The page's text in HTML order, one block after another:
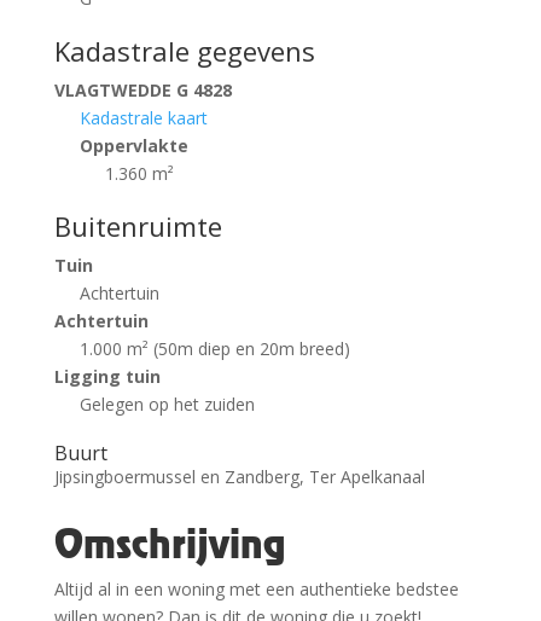
Kadastrale gegevens
VLAGTWEDDE G 4828
Kadastrale kaart
Oppervlakte
1.360 m²
Buitenruimte
Tuin
Achtertuin
Achtertuin
1.000 m² (50m diep en 20m breed)
Ligging tuin
Gelegen op het zuiden
Buurt
Jipsingboermussel en Zandberg, Ter Apelkanaal
Omschrijving
Altijd al in een woning met een authentieke bedstee